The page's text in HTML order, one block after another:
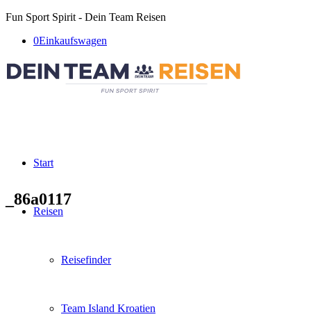
Fun Sport Spirit - Dein Team Reisen
0Einkaufswagen
Start
Reisen
Reisefinder
Team Island Kroatien
_86a0117